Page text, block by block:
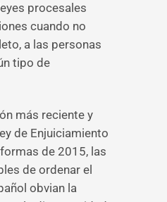
procesales
cuando no
a las personas
tipo de
más reciente y
de Enjuiciamiento
de 2015, las
de ordenar el
obvian la